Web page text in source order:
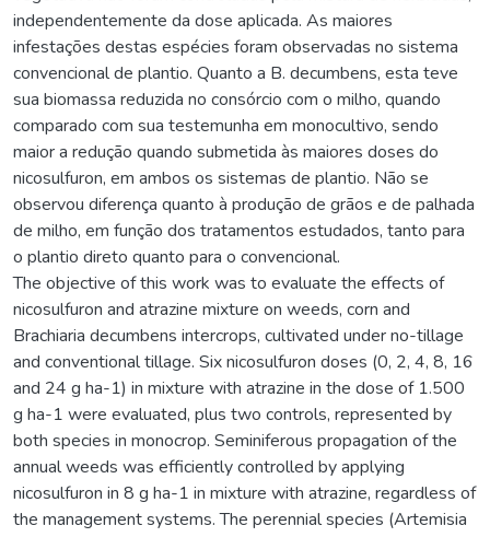
independentemente da dose aplicada. As maiores
infestações destas espécies foram observadas no sistema
convencional de plantio. Quanto a B. decumbens, esta teve
sua biomassa reduzida no consórcio com o milho, quando
comparado com sua testemunha em monocultivo, sendo
maior a redução quando submetida às maiores doses do
nicosulfuron, em ambos os sistemas de plantio. Não se
observou diferença quanto à produção de grãos e de palhada
de milho, em função dos tratamentos estudados, tanto para
o plantio direto quanto para o convencional.
The objective of this work was to evaluate the effects of
nicosulfuron and atrazine mixture on weeds, corn and
Brachiaria decumbens intercrops, cultivated under no-tillage
and conventional tillage. Six nicosulfuron doses (0, 2, 4, 8, 16
and 24 g ha-1) in mixture with atrazine in the dose of 1.500
g ha-1 were evaluated, plus two controls, represented by
both species in monocrop. Seminiferous propagation of the
annual weeds was efficiently controlled by applying
nicosulfuron in 8 g ha-1 in mixture with atrazine, regardless of
the management systems. The perennial species (Artemisia